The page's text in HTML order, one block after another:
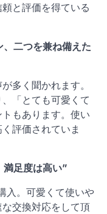
と評価を得ている
二つを兼ね備えた
多く聞かれます。
「とても可愛くて
もあります。使い
評価されていま
満足度は高い”
入。可愛くて使いや
交換対応をして頂